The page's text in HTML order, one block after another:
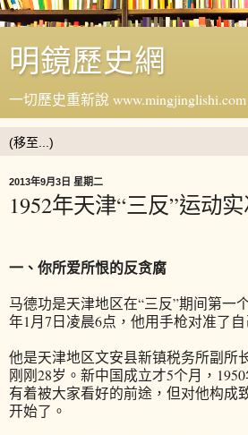
明鏡歷史網
一切歷史重新說
2013年9月3日 星期二
1952年天津“三反”运动
一、你所爱所恨的反贪腐
马德功是天津地区在“三反”期间第一
年1月7日凌晨6点，他用手枪对准了
他是天津地区文安县新镇税务所副所
刚刚28岁。新中国成立才5个月，
有着被大家看好的前途，但对他构成
开始了。